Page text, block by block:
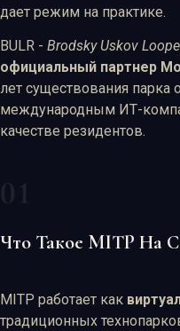
дает режим на практике.
BULR - Brodsky Uskov
официальный партнер
лет существования
международным ИТ-
качестве резидентов.
Что Такое MITP На
MITP работает как
традиционных